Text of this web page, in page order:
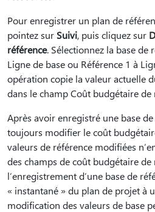
Pour enregistrer un plan de
pointez sur Suivi, puis cliquez sur
référence. Sélectionnez la base de
Ligne de base ou Référence 1 à
opération copie la valeur actuelle
dans le champ Coût budgétaire
Après avoir enregistré une base
toujours modifier le coût
valeurs de référence modifiées
des champs de coût budgétaire de
l’enregistrement d’une base de
« instantané » du plan de projet à
modification des valeurs de base